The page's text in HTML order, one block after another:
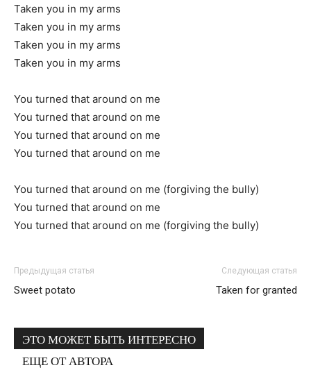
Taken you in my arms
Taken you in my arms
Taken you in my arms
Taken you in my arms
You turned that around on me
You turned that around on me
You turned that around on me
You turned that around on me
You turned that around on me (forgiving the bully)
You turned that around on me
You turned that around on me (forgiving the bully)
Предыдущая статья
Sweet potato
Следующая статья
Taken for granted
ЭТО МОЖЕТ БЫТЬ ИНТЕРЕСНО
ЕЩЕ ОТ АВТОРА